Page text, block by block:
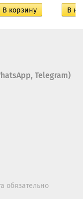
Telegram)
обязательно